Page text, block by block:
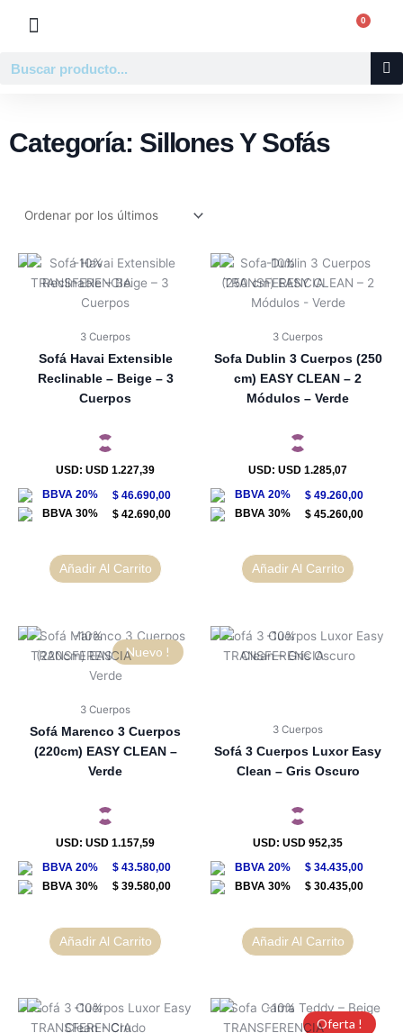
0
Buscar
Categoría: Sillones Y Sofás
3 Cuerpos
Sofá Havai Extensible
Reclinable – Beige – 3
Cuerpos
USD: USD 1.227,39
$ 46.690,00
$ 42.690,00
Añadir Al Carrito
3 Cuerpos
Sofa Dublin 3 Cuerpos (250
cm) EASY CLEAN – 2
Módulos – Verde
USD: USD 1.285,07
$ 49.260,00
$ 45.260,00
Añadir Al Carrito
Nuevo !
3 Cuerpos
Sofá Marenco 3 Cuerpos
(220cm) EASY CLEAN –
Verde
USD: USD 1.157,59
$ 43.580,00
$ 39.580,00
Añadir Al Carrito
3 Cuerpos
Sofá 3 Cuerpos Luxor Easy
Clean – Gris Oscuro
USD: USD 952,35
$ 34.435,00
$ 30.435,00
Añadir Al Carrito
Oferta !